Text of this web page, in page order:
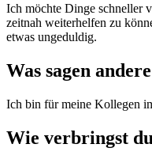
Ich möchte Dinge schneller
zeitnah weiterhelfen zu
etwas ungeduldig.
Was sagen
Ich bin für meine Kollegen
Wie verbringst